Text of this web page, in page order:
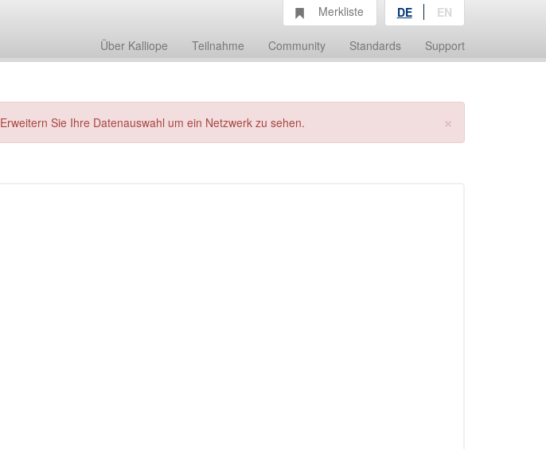
Über Kalliope Teilnahme Community Standards Support
Merkliste DE EN
×
Erweitern Sie Ihre Datenauswahl um ein Netzwerk zu sehen.